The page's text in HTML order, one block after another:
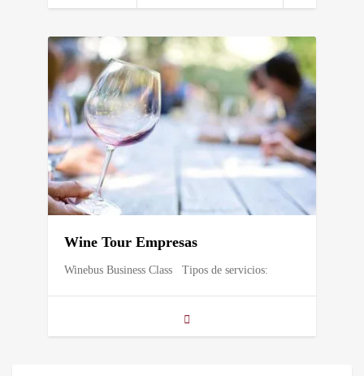
Wine Tour Empresas
Winebus Business Class Tipos de servicios: